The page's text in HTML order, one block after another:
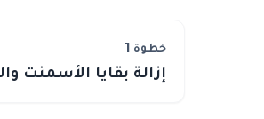
خطوة 1
إزالة بقايا الأسمنت